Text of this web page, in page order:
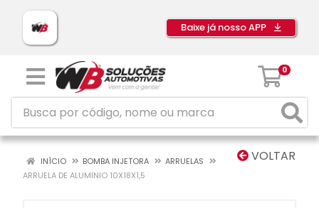
Baixe já nosso APP
0
VOLTAR
INÍCIO BOMBA INJETORA
ARRUELAS
ARRUELA DE ALUMINIO 10X18X1,5